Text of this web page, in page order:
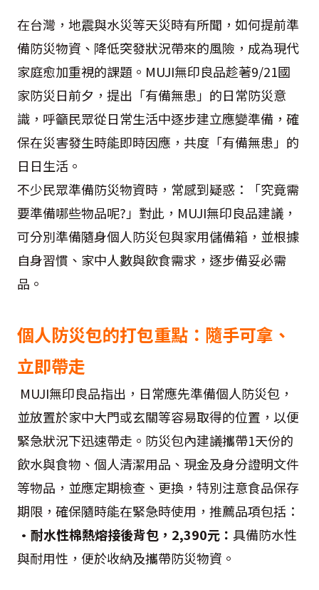
在台灣，地震與水災等天災時有所聞，如何提前準
備防災物資、降低突發狀況帶來的風險，成為現代
家庭愈加重視的課題。MUJI無印良品趁著9/21國
家防災日前夕，提出「有備無患」的日常防災意
識，呼籲民眾從日常生活中逐步建立應變準備，確
保在災害發生時能即時因應，共度「有備無患」的
日日生活。
不少民眾準備防災物資時，常感到疑惑：「究竟需
要準備哪些物品呢?」對此，MUJI無印良品建議，
可分別準備隨身個人防災包與家用儲備箱，並根據
自身習慣、家中人數與飲食需求，逐步備妥必需
品。
個人防災包的打包重點：隨手可拿、
立即帶走
MUJI無印良品指出，日常應先準備個人防災包，
並放置於家中大門或玄關等容易取得的位置，以便
緊急狀況下迅速帶走。防災包內建議攜帶1天份的
飲水與食物、個人清潔用品、現金及身分證明文件
等物品，並應定期檢查、更換，特別注意食品保存
期限，確保隨時能在緊急時使用，推薦品項包括：
•耐水性棉熱熔接後背包，2,390元： 具備防水性
與耐用性，便於收納及攜帶防災物資。